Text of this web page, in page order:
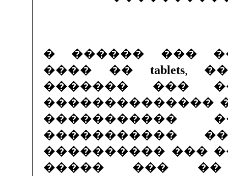
� ������ ���
���� �� tablets,
������� ���
��������������
�����������
�����������
���������� ���
����� ���